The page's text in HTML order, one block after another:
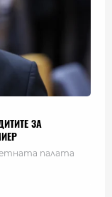
ЗА
палата